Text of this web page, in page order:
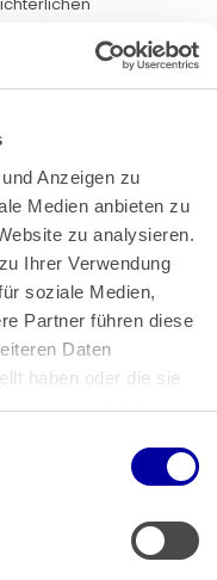
Anzeigen zu
Medien anbieten zu
zu analysieren.
Ihrer Verwendung
soziale Medien,
Partner führen diese
Daten
haben oder die sie
gesammelt haben.